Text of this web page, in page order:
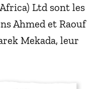
Ltd sont les
Ahmed et Raouf
Mekada, leur